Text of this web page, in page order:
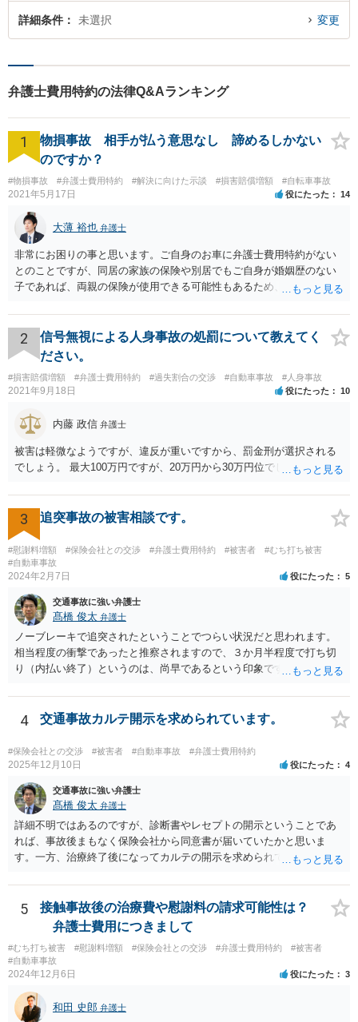
詳細条件 未選択 変更
弁護士費用特約の法律Q&Aランキング
1
物損事故 相手が払う意思なし 諦めるしかない
のですか？
#物損事故 #弁護士費用特約 #解決に向けた示談 #損害賠償増額 #自転車事故
2021年5月17日 役にたった 14
大薄 裕也 弁護士
非常にお困りの事と思います。ご自身のお車に弁護士費用特約がない
とのことですが、同居の家族の保険や別居でもご自身が婚姻歴のない
子であれば、両親の保険が使用できる可能性もあるため、まだ確認し
特約がない場合の対応についてですが、まずは民事調停という手続き
を利用することも手かと思います。訴訟の手続きよりも話し合いを重
視したものであり、書類を作る作業も頻繁には要求されないため、ご
質問者様の状況を踏まえるとおすすめできる手続きかと考えます。具
体的な利用方法に関しては、管轄の裁判所に問い合わせいただければ
教えてもらえると思います（https://www.courts.go.jp/fukuoka/saiban/
madoguti_kani/index.html）。 以上、ご参考いただけますと幸いです。
2
信号無視による人身事故の処罰について教えてく
ださい。
#損害賠償増額 #弁護士費用特約 #過失割合の交渉 #自動車事故 #人身事故
2021年9月18日 役にたった 10
内藤 政信 弁護士
被害は軽微なようですが、違反が重いですから、罰金刑が選択される
でしょう。 最大100万円ですが、20万円から30万円位でしょうか。
3 追突事故の被害相談です。
#慰謝料増額 #保険会社との交渉 #弁護士費用特約 #被害者
#むち打ち被害
#自動車事故
2024年2月7日 役にたった 5
交通事故に強い弁護士
髙橋 俊太 弁護士
ノーブレーキで追突されたということでつらい状況だと思われます。
相当程度の衝撃であったと推察されますので、３か月半程度で打ち切
り（内払い終了）というのは、尚早であるという印象です。とはい
能性は必ずしも高くありません。 傷害の内容や程度によっては後遺障
害等級申請を検討した方がよいかもしれませんが、いずれにしまして
どして今後の方針について検討なさった方がよいと思います。
4 交通事故カルテ開示を求められています。
#保険会社との交渉 #被害者 #自動車事故 #弁護士費用特約
2025年12月10日 役にたった 4
交通事故に強い弁護士
髙橋 俊太 弁護士
詳細不明ではあるのですが、診断書やレセプトの開示ということであ
れば、事故後まもなく保険会社から同意書が届いていたかと思いま
す。一方、治療終了後になってカルテの開示を求められているという
険会社が判断した可能性があります。被害者の同意があるようであれ
ば、開示するという対応で問題はないでしょう。
5
接触事故後の治療費や慰謝料の請求可能性は？
弁護士費用につきまして
#むち打ち被害 #慰謝料増額 #保険会社との交渉 #弁護士費用特約
#被害者
#自動車事故
2024年12月6日 役にたった 3
和田 史郎 弁護士